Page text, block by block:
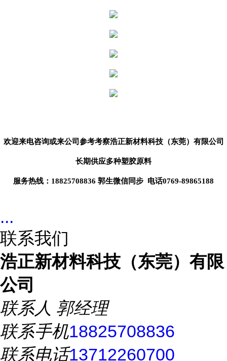
欢迎来电咨询或来公司参考考察浩正新材料科技（东莞） 有限公司
长期供应多种塑胶原料
服务热线：18825708836 郭生微信同步 电话0769-89865188
...
联系我们
浩正新材料科技（东莞）有限
公司
联系人 郭经理
联系手机18825708836
联系电话13712260700